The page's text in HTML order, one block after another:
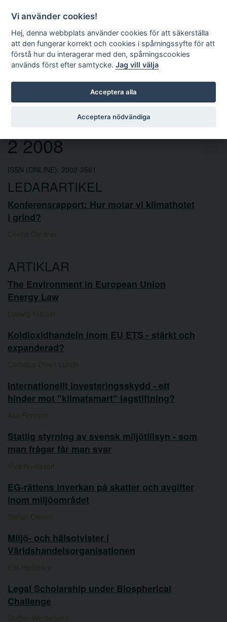
Sök
Europarättslig tidskrift nr
2 2008
ISSN (ONLINE): 2002-3561
LEDARARTIKEL
Konferensrapport: Hur motar vi klimathotet
i grind?
ARTIKLAR
The Environment in European Union
Energy Law
Koldioxidhandeln inom EU ETS - stärkt och
expanderad?
Internationellt investeringsskydd - ett
hinder mot "klimatsmart" lagstiftning?
Statlig styrning av svensk miljötillsyn - som
man frågar får man svar
EG-rättens inverkan på skatter och avgifter
inom miljöområdet
Miljö- och hälsotvister i
Världshandelsorganisationen
Legal Scholarship under Biospherical
Challenge
Vi använder cookies!
Hej, denna webbplats använder cookies för att säkerställa
att den fungerar korrekt och cookies i spårningssyfte för att
förstå hur du interagerar med den, spårningscookies
används först efter samtycke.Jag vill välja
Acceptera alla
Acceptera nödvändiga